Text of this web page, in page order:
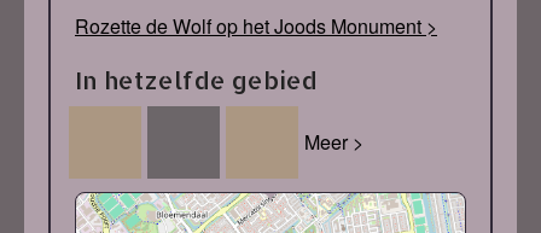
Rozette de Wolf op het Joods Monument >
In hetzelfde gebied
Meer >